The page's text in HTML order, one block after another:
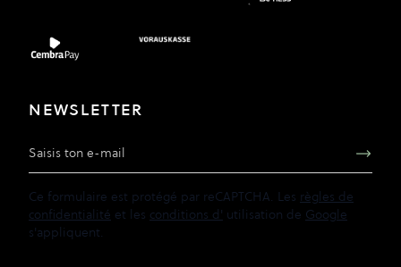
NEWSLETTER
Adresse e-mail
Ce formulaire est protégé par reCAPTCHA. Les règles de
confidentialité et les conditions d' utilisation de Google
s'appliquent.